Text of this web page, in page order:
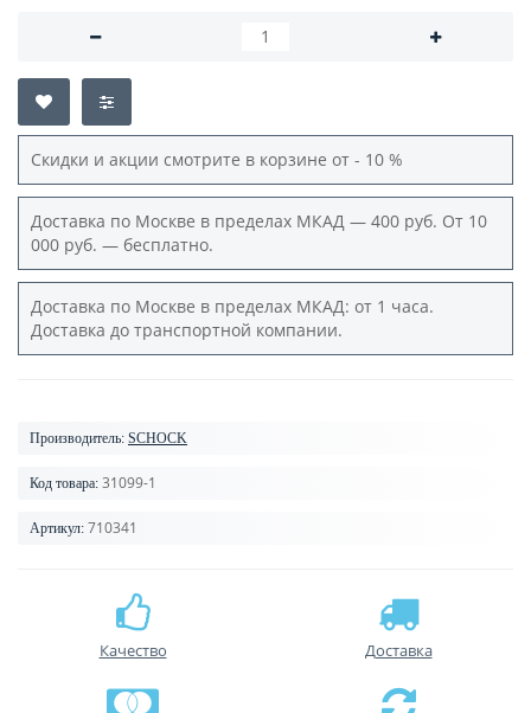
Скидки и акции смотрите в корзине от - 10 %
Доставка по Москве в пределах МКАД — 400 руб. От 10
000 руб. — бесплатно.
Доставка по Москве в пределах МКАД: от 1 часа.
Доставка до транспортной компании.
Производитель: SCHOCK
Код товара: 31099-1
Артикул: 710341
Качество Доставка